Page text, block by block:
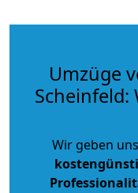
Umzüge
Scheinfeld:
Wir geben